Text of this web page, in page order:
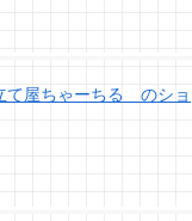
て屋ちゃーちる のショ